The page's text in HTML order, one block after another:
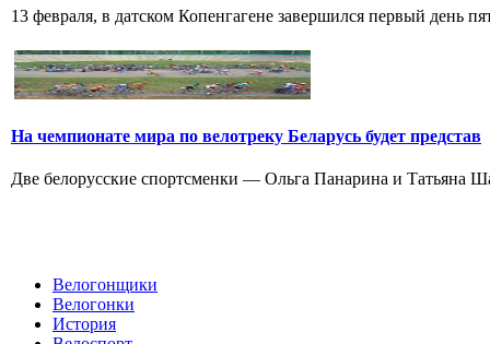
13 февраля, в датском Копенгагене завершился первый день
На чемпионате мира по велотреку Беларусь будет представ
Две белорусские спортсменки — Ольга Панарина и Татьяна
Велогонщики
Велогонки
История